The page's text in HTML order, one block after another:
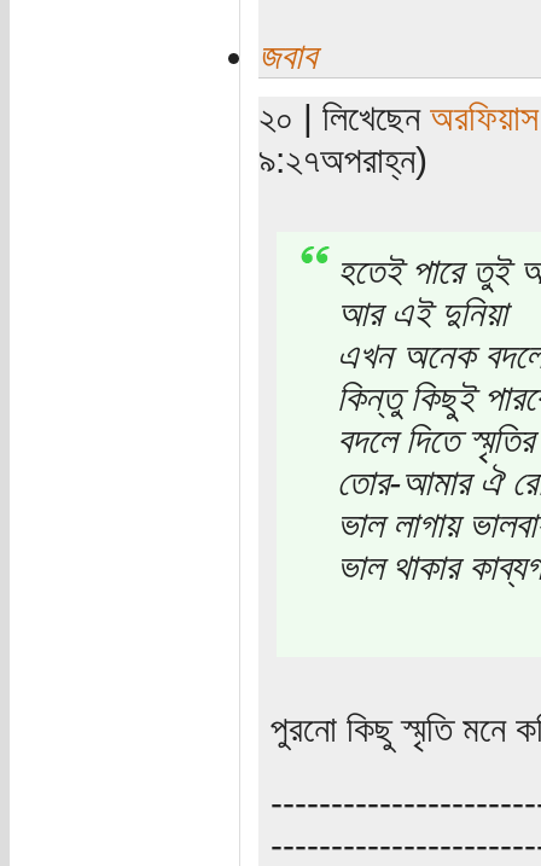
জবাব
২০ | লিখেছেন অরফিয়াস
৯:২৭অপরাহ্ন)
হতেই পারে তুই
আর এই দুনিয়া
এখন অনেক
কিন্তু কিছুই
বদলে দিতে
তোর-আমার ঐ
ভাল লাগায়
ভাল থাকার
পুরনো কিছু স্মৃতি মনে